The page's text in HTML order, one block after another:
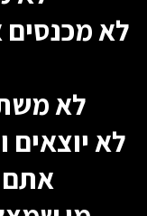
לא מכנסים
לא
לא יוצאים
אתם